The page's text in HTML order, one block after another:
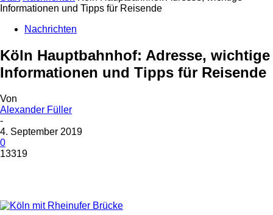
Informationen und Tipps für Reisende
Nachrichten
Köln Hauptbahnhof: Adresse, wichtige
Informationen und Tipps für Reisende
Von
Alexander Füller
-
4. September 2019
0
13319